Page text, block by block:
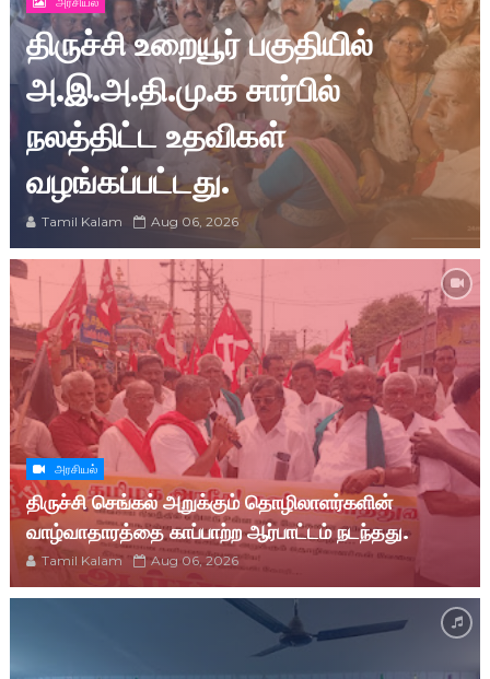
திருச்சி உறையூர் பகுதியில்
அ.இ.அ.தி.மு.க சார்பில்
நலத்திட்ட உதவிகள்
வழங்கப்பட்டது.
Tamil Kalam Aug 06, 2026
அரசியல்
திருச்சி செங்கல் அறுக்கும் தொழிலாளர்களின்
வாழ்வாதாரத்தை காப்பாற்ற ஆர்பாட்டம் நடந்தது.
Tamil Kalam Aug 06, 2026